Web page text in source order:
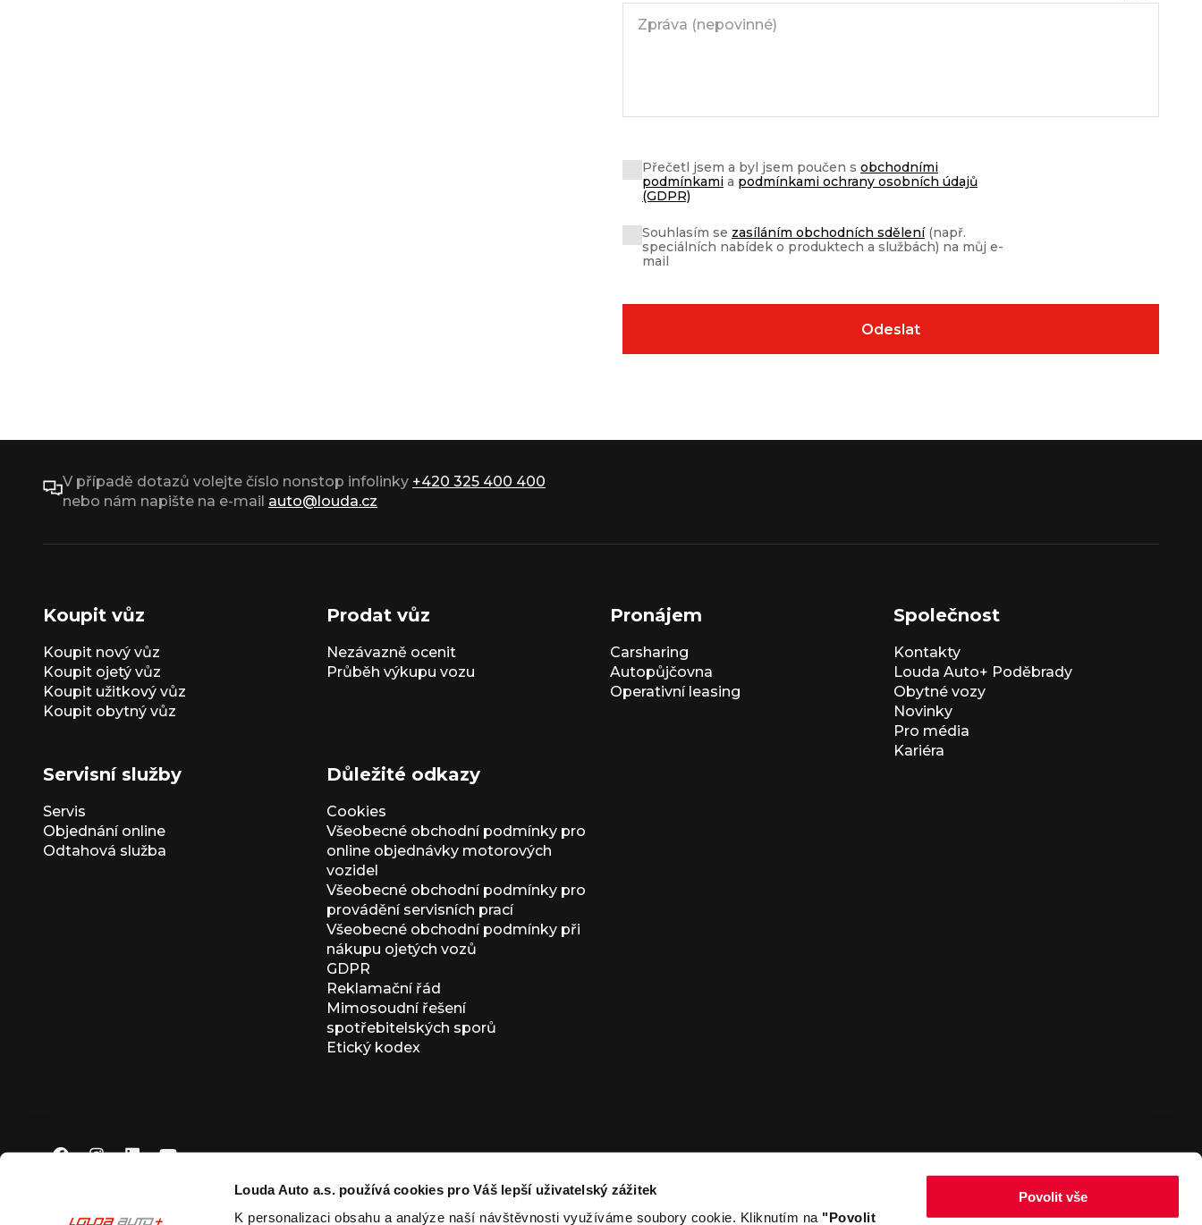
Louda Auto a.s. používá cookies pro Váš lepší uživatelský zážitek
K personalizaci obsahu a analýze naší návštěvnosti využíváme soubory cookie. Kliknutím na "Povolit
Povolit vše
Přečetl jsem a byl jsem poučen s obchodními
podmínkami a podmínkami ochrany osobních údajů
(GDPR)
Souhlasím se zasíláním obchodních sdělení(např.
speciálních nabídek o produktech a službách) na můj e-
mail
V případě dotazů volejte číslo nonstop infolinky +420 325 400 400
nebo nám napište na e-mail auto@louda.cz
Koupit vůz
Koupit nový vůz
Koupit ojetý vůz
Koupit užitkový vůz
Koupit obytný vůz
Prodat vůz
Nezávazně ocenit
Průběh výkupu vozu
Pronájem
Carsharing
Autopůjčovna
Operativní leasing
Společnost
Kontakty
Louda Auto+ Poděbrady
Obytné vozy
Novinky
Pro média
Kariéra
Servisní služby
Servis
Objednání online
Odtahová služba
Důležité odkazy
Cookies
Všeobecné obchodní podmínky pro
online objednávky motorových
vozidel
Všeobecné obchodní podmínky pro
provádění servisních prací
Všeobecné obchodní podmínky při
nákupu ojetých vozů
GDPR
Reklamační řád
Mimosoudní řešení
spotřebitelských sporů
Etický kodex